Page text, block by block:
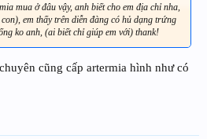
mua ở đâu vậy, anh biết cho em địa chỉ nha,
em thấy trên diễn đàng có hủ dạng trứng
ko anh, (ai biết chỉ giúp em với) thank!
cũng cấp artermia hình như có